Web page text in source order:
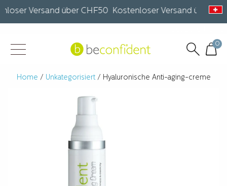
Versand über CHF50 Kostenloser Versand über
0
Home / Unkategorisiert/ Hyaluronische Anti-aging-creme